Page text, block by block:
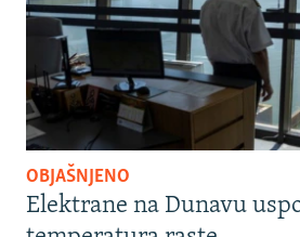
OBJAŠNJENO
Elektrane na Dunavu